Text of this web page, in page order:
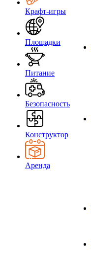
Крафт-игры
Площадки
Питание
Безопасность
Конструктор
Аренда